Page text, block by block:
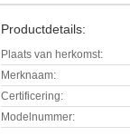
Productdetails:
Plaats van herkomst:
Merknaam:
Certificering:
Modelnummer: